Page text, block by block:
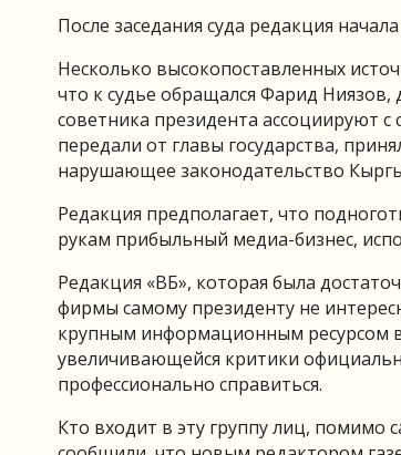
После заседания суда редакция
Несколько высокопоставленных
что к судье обращался Фарид
советника президента ассоциируют
передали от главы государства,
нарушающее законодательство
Редакция предполагает, что
рукам прибыльный медиа-бизнес,
Редакция «ВБ», которая была
фирмы самому президенту не
крупным информационным ресурсом
увеличивающейся критики
профессионально справиться.
Кто входит в эту группу лиц, помимо